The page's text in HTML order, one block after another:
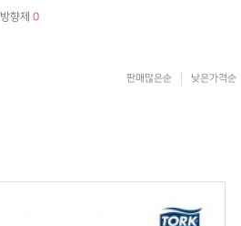
방향제 0
판매많은순 낮은가격순